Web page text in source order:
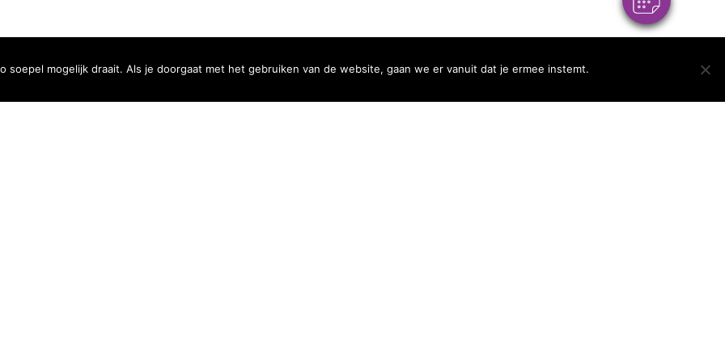
mogelijk draait. Als je doorgaat met het gebruiken van de website, gaan we er vanuit dat je ermee instemt.